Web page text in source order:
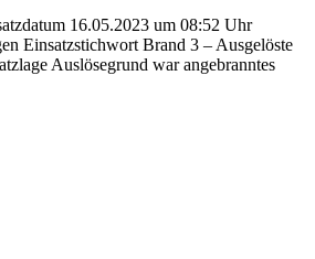
16.05.2023 um 08:52 Uhr
Einsatzstichwort Brand 3 – Ausgelöste
Auslösegrund war angebranntes